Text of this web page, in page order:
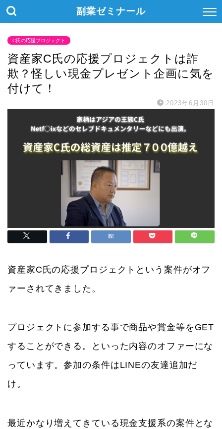
副業ゼミナール
C氏の応援プロジェクト
資産家C氏の応援プロジェクトは詐
欺？怪しい現金プレゼント企画に気を
付けて！
2023年6月30日
資産家C氏の応援プロジェクトという案件がオフ
ァーされてきました。
プロジェクトに参加する事で商品や賞金等をGET
することができる。といった内容のオファーにな
っています。参加の条件はLINEの友達追加だ
け。
最近かなり増えてきている現金支援系の案件とな